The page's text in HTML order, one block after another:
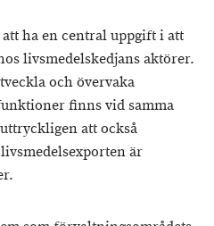
ha en central uppgift i att
livsmedelskedjans aktörer.
och övervaka
finns vid samma
att också
är